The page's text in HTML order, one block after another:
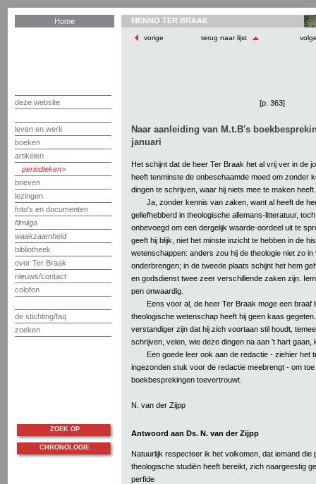
Home
deze website
leven en werk
boeken
artikelen
periodieken
brieven
lezingen
foto's en documenten
filmliga
waakzaamheid
bibliotheek
over Ter Braak
nieuws/contact
colofon
de stichting/faq
zoeken
MENNO TER BRAAK
vorige terug naar lijst
[p. 363]
Naar aanleiding van M.t.B's
januari
Het schijnt dat de heer Ter Braak het al vrij ver in de
heeft tenminste de onbeschaamde moed om zonder
dingen te schrijven, waar hij niets mee te maken heeft.
Ja, zonder kennis van zaken, want al heeft de
geliefhebberd in theologische allemans-litteratuur,
onbevoegd om een dergelijk waarde-oordeel uit te
geeft hij blijk, niet het minste inzicht te hebben in de
wetenschappen: anders zou hij de theologie niet zo
onderbrengen; in de tweede plaats schijnt het hem
en godsdienst twee zeer verschillende zaken zijn.
pen onwaardig.
Eens voor al, de heer Ter Braak moge een braaf
theologische wetenschap heeft hij geen kaas
verstandiger zijn dat hij zich voortaan stil houdt,
schrijven, velen, wie deze dingen na aan 't hart gaan,
Een goede leer ook aan de redactie - ziehier het
ingezonden stuk voor de redactie meebrengt - om
boekbesprekingen toevertrouwt.
N. van der Zijpp
Antwoord aan Ds. N. van der Zijpp
Natuurlijk respecteer ik het volkomen, dat iemand die
theologische studiën heeft bereikt, zich naargeestig
perfide
ZOEK OP
CHRONOLOGIE